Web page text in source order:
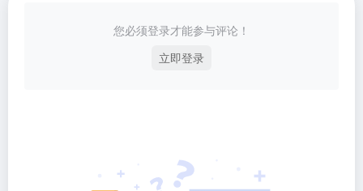
您必须登录才能参与评论！
立即登录